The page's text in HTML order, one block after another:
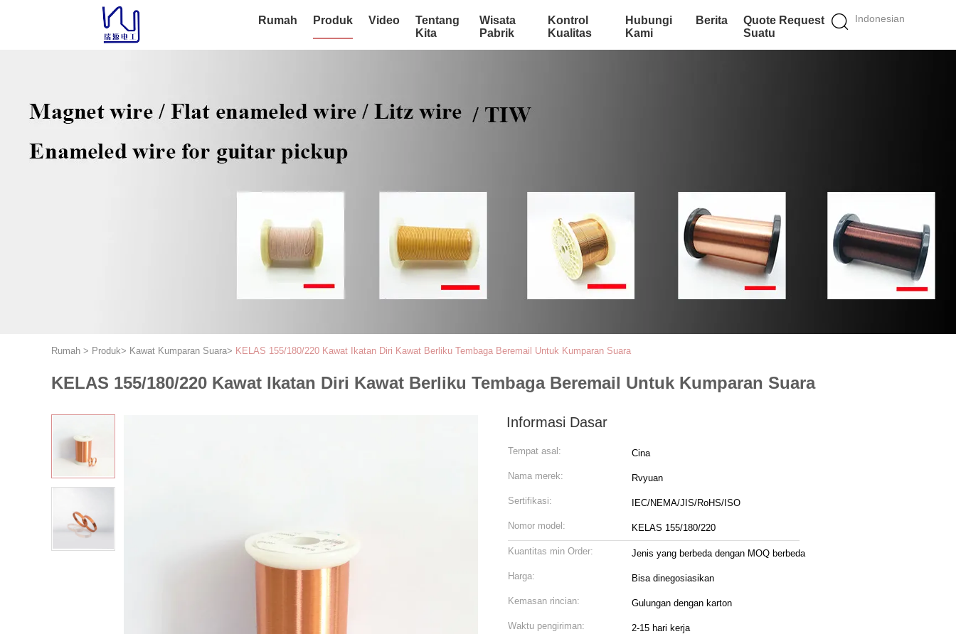
Indonesian
Rumah Produk Video
Tentang
Kita
Wisata
Pabrik
Kontrol
Kualitas
Hubungi
Kami
Berita
Quote Request
Suatu
Rumah > Produk> Kawat Kumparan Suara> KELAS 155/180/220 Kawat Ikatan Diri Kawat Berliku Tembaga Beremail Untuk Kumparan Suara
KELAS 155/180/220 Kawat Ikatan Diri Kawat Berliku Tembaga Beremail Untuk Kumparan Suara
Informasi Dasar
Tempat asal: Cina
Nama merek: Rvyuan
Sertifikasi: IEC/NEMA/JIS/RoHS/ISO
Nomor model: KELAS 155/180/220
Kuantitas min Order: Jenis yang berbeda dengan MOQ berbeda
Harga: Bisa dinegosiasikan
Kemasan rincian: Gulungan dengan karton
Waktu pengiriman: 2-15 hari kerja